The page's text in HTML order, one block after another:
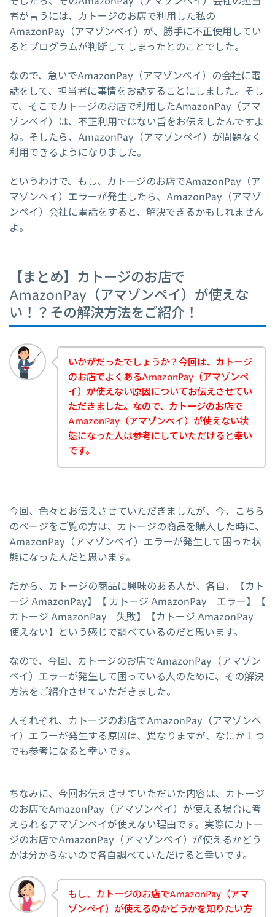
者が言うには、カトージのお店で利用した私の
AmazonPay（アマゾンペイ）が、勝手に不正使用してい
るとプログラムが判断してしまったとのことでした。
なので、急いでAmazonPay（アマゾンペイ）の会社に電
話をして、担当者に事情をお話することにしました。そし
て、そこでカトージのお店で利用したAmazonPay（アマ
ゾンペイ）は、不正利用ではない旨をお伝えしたんですよ
ね。そしたら、AmazonPay（アマゾンペイ）が問題なく
利用できるようになりました。
というわけで、もし、カトージのお店でAmazonPay（ア
マゾンペイ）エラーが発生したら、AmazonPay（アマゾ
ンペイ）会社に電話をすると、解決できるかもしれません
よ。
【まとめ】カトージのお店で
AmazonPay（アマゾンペイ）が使えな
い！？その解決方法をご紹介！
いかがだったでしょうか？今回は、カトージ
のお店でよくあるAmazonPay（アマゾンペ
イ）が使えない原因についてお伝えさせてい
ただきました。なので、カトージのお店で
AmazonPay（アマゾンペイ）が使えない状
態になった人は参考にしていただけると幸い
です。
今回、色々とお伝えさせていただきましたが、今、こちら
のページをご覧の方は、カトージの商品を購入した時に、
AmazonPay（アマゾンペイ）エラーが発生して困った状
態になった人だと思います。
だから、カトージの商品に興味のある人が、各自、【カト
ージ AmazonPay】【 カトージ AmazonPay エラー】【
カトージ AmazonPay 失敗】【カトージ AmazonPay
使えない】という感じで調べているのだと思います。
なので、今回、カトージのお店でAmazonPay（アマゾン
ペイ）エラーが発生して困っている人のために、その解決
方法をご紹介させていただきました。
人それぞれ、カトージのお店でAmazonPay（アマゾンペ
イ）エラーが発生する原因は、異なりますが、なにか１つ
でも参考になると幸いです。
ちなみに、今回お伝えさせていただいた内容は、カトージ
のお店でAmazonPay（アマゾンペイ）が使える場合に考
えられるアマゾンペイが使えない理由です。実際にカトー
ジのお店でAmazonPay（アマゾンペイ）が使えるかどう
かは分からないので各自調べていただけると幸いです。
もし、カトージのお店でAmazonPay（アマ
ゾンペイ）が使えるのかどうかを知りたい方